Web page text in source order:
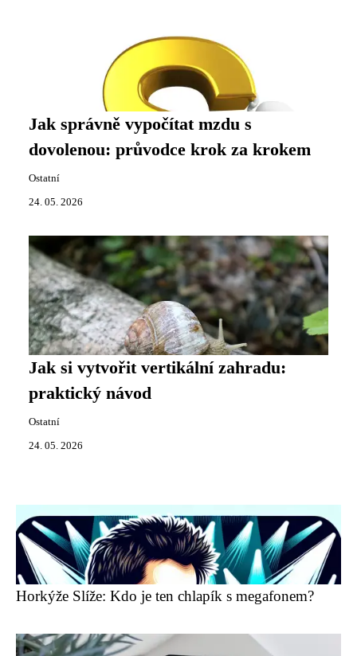
Jak správně vypočítat mzdu s
dovolenou: průvodce krok za krokem
Ostatní
24. 05. 2026
Jak si vytvořit vertikální zahradu:
praktický návod
Ostatní
24. 05. 2026
Horkýže Slíže: Kdo je ten chlapík s megafonem?